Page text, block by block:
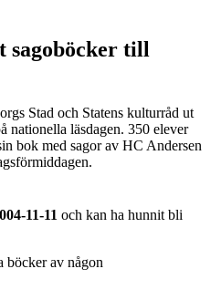
sagoböcker till
Stad och Statens kulturråd ut
nationella läsdagen. 350 elever
bok med sagor av HC Andersen
11-11 och kan ha hunnit bli
böcker av någon